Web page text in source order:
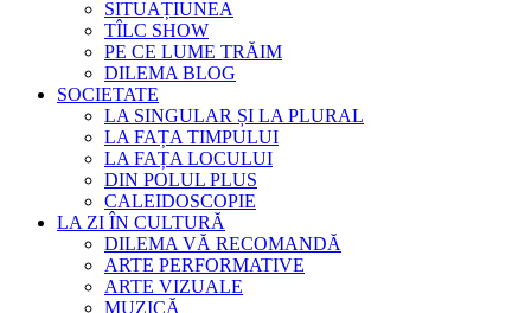
SITUAȚIUNEA
TÎLC SHOW
PE CE LUME TRĂIM
DILEMA BLOG
SOCIETATE
LA SINGULAR ȘI LA PLURAL
LA FAȚA TIMPULUI
LA FAȚA LOCULUI
DIN POLUL PLUS
CALEIDOSCOPIE
LA ZI ÎN CULTURĂ
DILEMA VĂ RECOMANDĂ
ARTE PERFORMATIVE
ARTE VIZUALE
MUZICĂ